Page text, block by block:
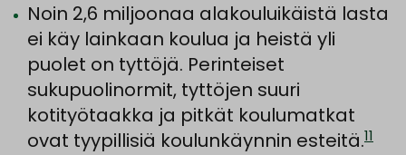
Noin 2,6 miljoonaa alakouluikäistä lasta
ei käy lainkaan koulua ja heistä yli
puolet on tyttöjä. Perinteiset
sukupuolinormit, tyttöjen suuri
kotityötaakka ja pitkät koulumatkat
ovat tyypillisiä koulunkäynnin esteitä.11